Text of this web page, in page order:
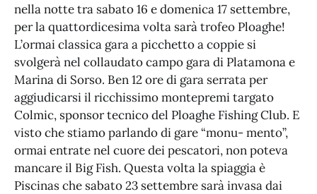
nella notte tra sabato 16 e domenica 17 settembre,
per la quattordicesima volta sarà trofeo Ploaghe!
L’ormai classica gara a picchetto a coppie si
svolgerà nel collaudato campo gara di Platamona e
Marina di Sorso. Ben 12 ore di gara serrata per
aggiudicarsi il ricchissimo montepremi targato
Colmic, sponsor tecnico del Ploaghe Fishing Club. E
visto che stiamo parlando di gare “monu- mento”,
ormai entrate nel cuore dei pescatori, non poteva
mancare il Big Fish. Questa volta la spiaggia è
Piscinas che sabato 23 settembre sarà invasa dai